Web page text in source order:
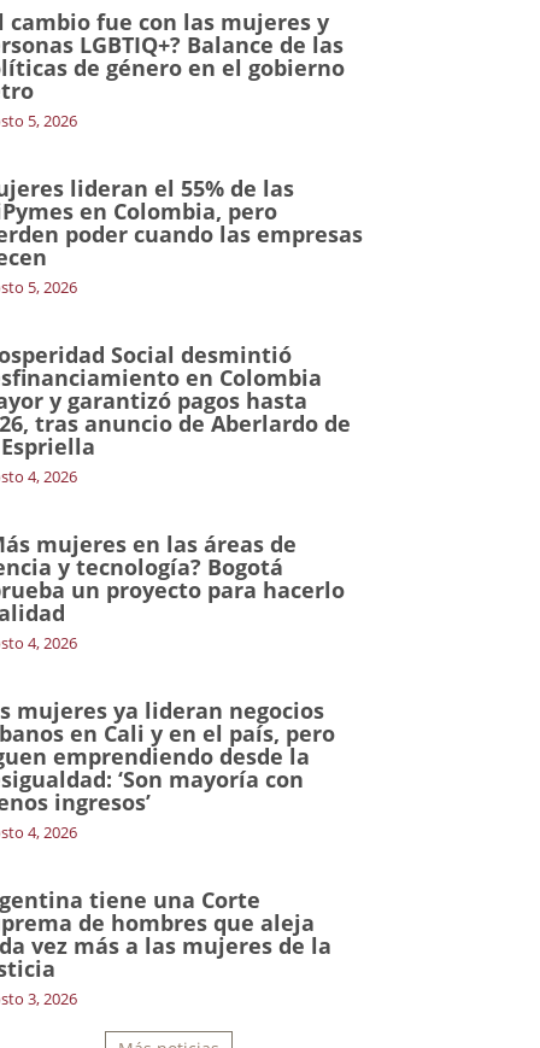
cambio fue con las mujeres y
LGBTIQ+? Balance de las
de género en el gobierno
5, 2026
lideran el 55% de las
en Colombia, pero
poder cuando las empresas
5, 2026
Social desmintió
en Colombia
y garantizó pagos hasta
tras anuncio de Aberlardo de
4, 2026
mujeres en las áreas de
y tecnología? Bogotá
un proyecto para hacerlo
4, 2026
mujeres ya lideran negocios
en Cali y en el país, pero
emprendiendo desde la
‘Son mayoría con
ingresos’
4, 2026
tiene una Corte
de hombres que aleja
vez más a las mujeres de la
3, 2026